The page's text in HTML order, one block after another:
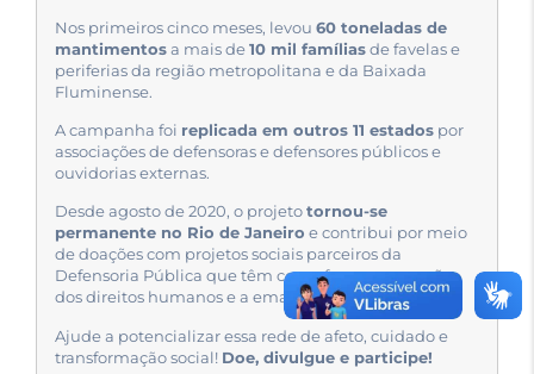
Nos primeiros cinco meses, levou 60 toneladas de
mantimentos a mais de 10 mil famílias de favelas e
periferias da região metropolitana e da Baixada
Fluminense.
A campanha foi replicada em outros 11 estados por
associações de defensoras e defensores públicos e
ouvidorias externas.
Desde agosto de 2020, o projeto tornou-se
permanente no Rio de Janeiro e contribui por meio
de doações com projetos sociais parceiros da
Defensoria Pública que têm como foco a promoção
dos direitos humanos e a emancipação social.
Ajude a potencializar essa rede de afeto, cuidado e
transformação social! Doe, divulgue e participe!